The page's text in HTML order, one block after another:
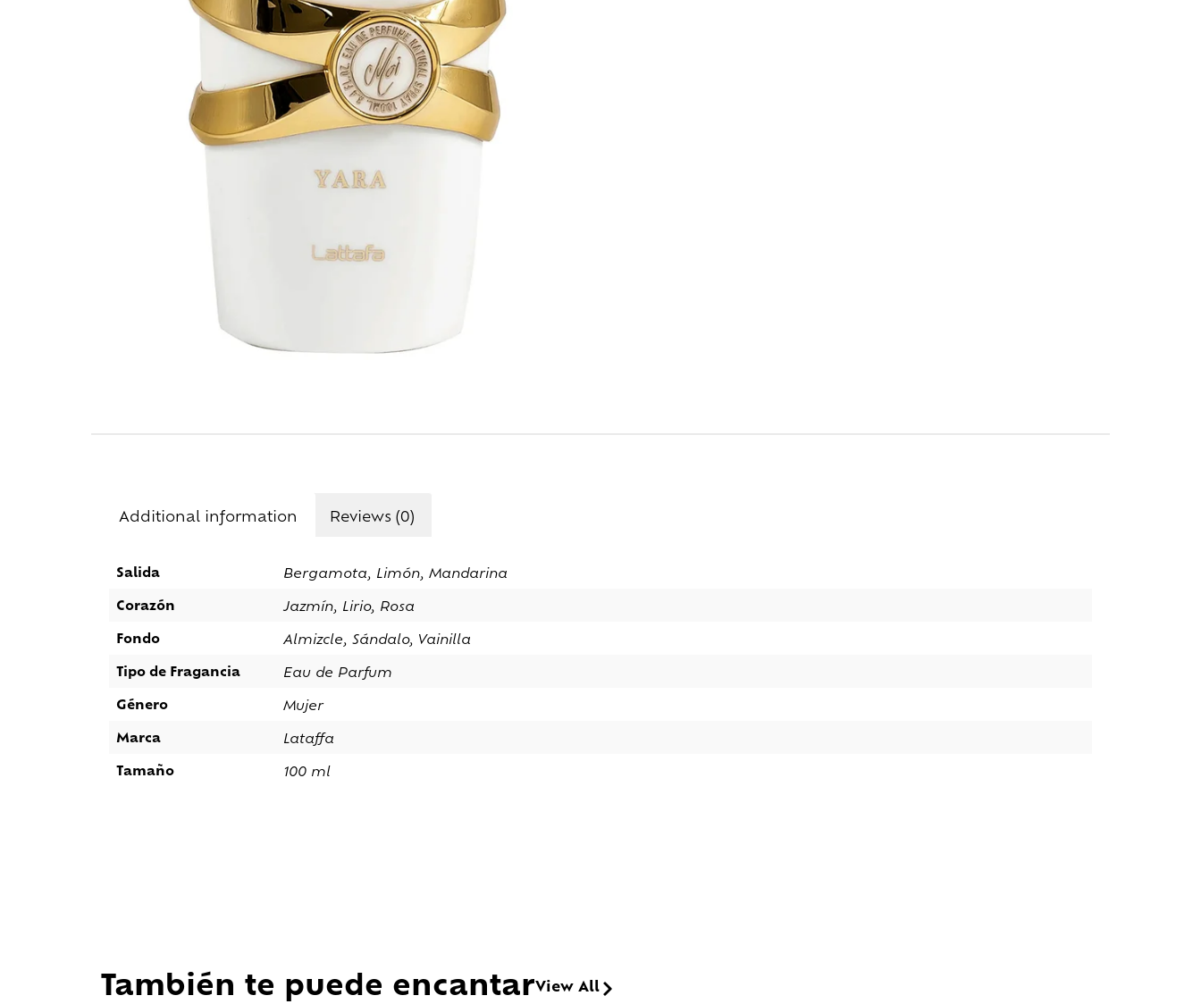
Additional information Reviews (0)
Salida Bergamota, Limón, Mandarina
Corazón Jazmín, Lirio, Rosa
Fondo Almizcle, Sándalo, Vainilla
Tipo de Fragancia Eau de Parfum
Género Mujer
Marca Lataffa
Tamaño 100 ml
También te puede encantarView All